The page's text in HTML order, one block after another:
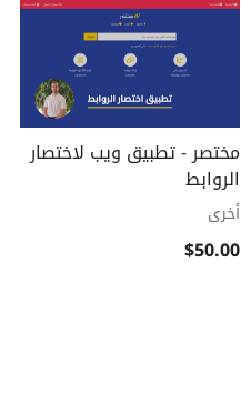
مختصر - تطبيق ويب لاختصار
الروابط
أخرى
$50.00